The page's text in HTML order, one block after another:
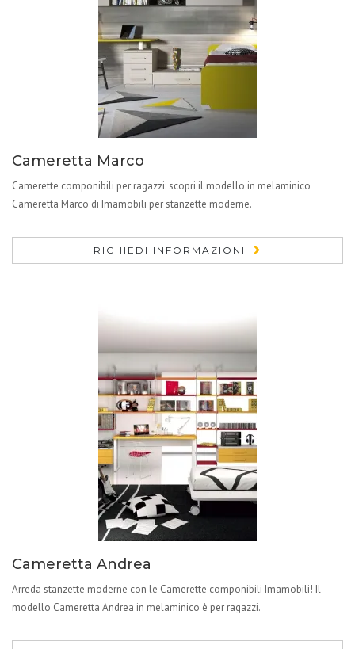
Cameretta Marco
Camerette componibili per ragazzi: scopri il modello in melaminico
Cameretta Marco di Imamobili per stanzette moderne.
RICHIEDI INFORMAZIONI
Cameretta Andrea
Arreda stanzette moderne con le Camerette componibili Imamobili! Il
modello Cameretta Andrea in melaminico è per ragazzi.